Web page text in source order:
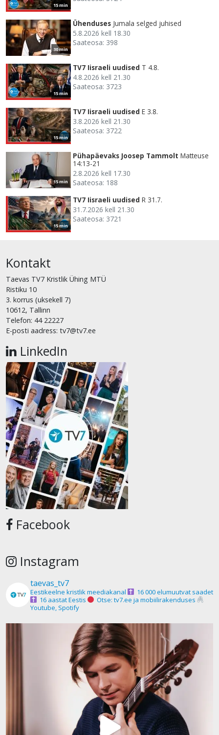
15 min
30 min
Ühenduses Jumala selged juhised
5.8.2026 kell 18.30
Saateosa: 398
15 min
TV7 Iisraeli uudised T 4.8.
4.8.2026 kell 21.30
Saateosa: 3723
15 min
TV7 Iisraeli uudised E 3.8.
3.8.2026 kell 21.30
Saateosa: 3722
15 min
Pühapäevaks Joosep Tammolt Matteuse
14:13-21
2.8.2026 kell 17.30
Saateosa: 188
15 min
TV7 Iisraeli uudised R 31.7.
31.7.2026 kell 21.30
Saateosa: 3721
Kontakt
Taevas TV7 Kristlik Ühing MTÜ
Ristiku 10
3. korrus (uksekell 7)
10612, Tallinn
Telefon: 44 22227
E-posti aadress: tv7@tv7.ee
LinkedIn
Facebook
Instagram
taevas_tv7
Eestikeelne kristlik meediakanal
16 000 elumuutvat saadet
16 aastat Eestis
Otse: tv7.ee ja mobiilirakenduses
Youtube, Spotify